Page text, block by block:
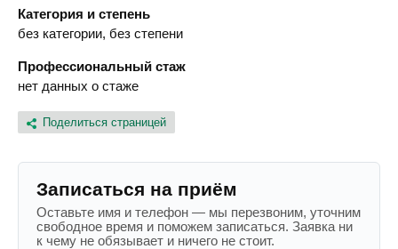
Категория и степень
без категории, без степени
Профессиональный стаж
нет данных о стаже
Поделиться страницей
Записаться на приём
Оставьте имя и телефон — мы перезвоним, уточним
свободное время и поможем записаться. Заявка ни
к чему не обязывает и ничего не стоит.